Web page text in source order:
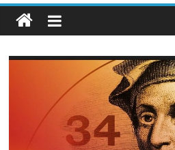
Przewodnik
Giełdowy
Analizy